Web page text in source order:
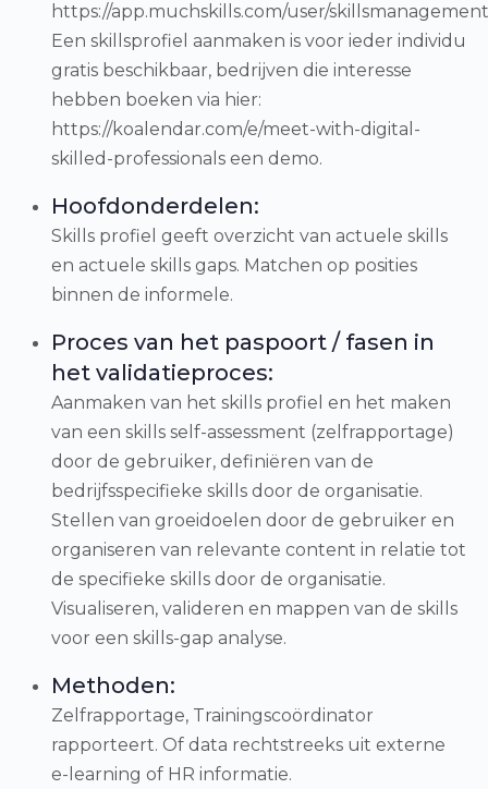
https://app.muchskills.com/user/skillsmanagement
Een skillsprofiel aanmaken is voor ieder individu
gratis beschikbaar, bedrijven die interesse
hebben boeken via hier:
https://koalendar.com/e/meet-with-digital-
skilled-professionals een demo.
Hoofdonderdelen:
Skills profiel geeft overzicht van actuele skills
en actuele skills gaps. Matchen op posities
binnen de informele.
Proces van het paspoort / fasen in
het validatieproces:
Aanmaken van het skills profiel en het maken
van een skills self-assessment (zelfrapportage)
door de gebruiker, definiëren van de
bedrijfsspecifieke skills door de organisatie.
Stellen van groeidoelen door de gebruiker en
organiseren van relevante content in relatie tot
de specifieke skills door de organisatie.
Visualiseren, valideren en mappen van de skills
voor een skills-gap analyse.
Methoden:
Zelfrapportage, Trainingscoördinator
rapporteert. Of data rechtstreeks uit externe
e-learning of HR informatie.